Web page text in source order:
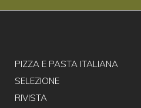
PIZZA E PASTA ITALIANA
SELEZIONE
RIVISTA